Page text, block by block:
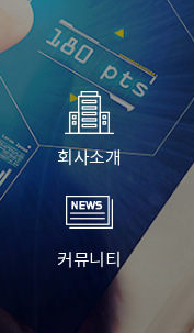
회사소개
커뮤니티